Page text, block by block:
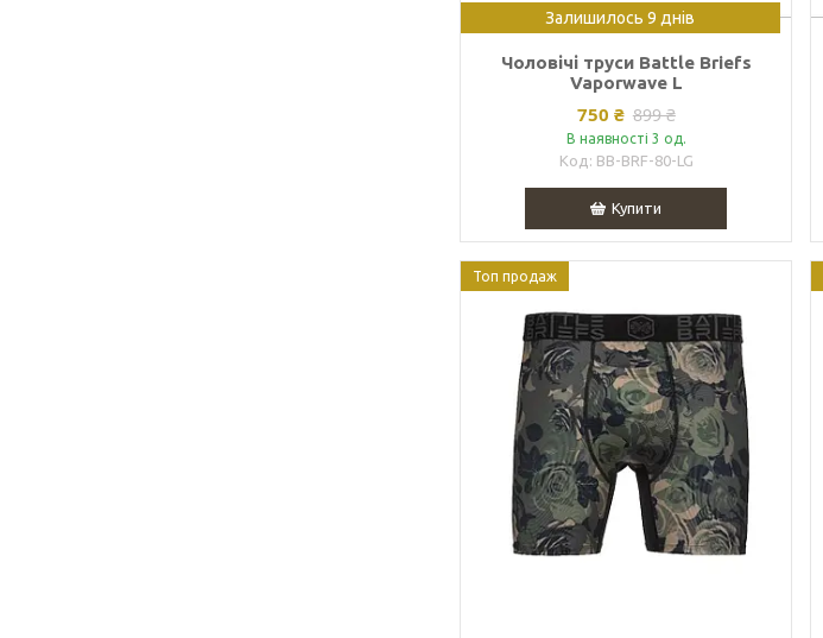
Залишилось 9 днів
Чоловічі труси Battle Briefs
Vaporwave L
750 ₴ 899 ₴
В наявності 3 од.
BB-BRF-80-LG
Купити
Топ продаж